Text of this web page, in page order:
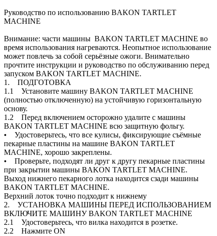
Руководство по использованию BAKON TARTLET
MACHINE
Внимание: части машины BAKON TARTLET MACHINE во
время использования нагреваются. Неопытное использование
может повлечь за собой серьёзные ожоги. Внимательно
прочтите инструкции и руководство по обслуживанию перед
запуском BAKON TARTLET MACHINE.
1. ПОДГОТОВКА
1.1 Установите машину BAKON TARTLET MACHINE
(полностью отключенную) на устойчивую горизонтальную
основу.
1.2 Перед включением осторожно удалите с машины
BAKON TARTLET MACHINE всю защитную фольгу.
• Удостоверьтесь, что все кулисы, фиксирующие съёмные
пекарные пластины на машине BAKON TARTLET
MACHINE, хорошо закреплены.
• Проверьте, подходят ли друг к другу пекарные пластины
при закрытии машины BAKON TARTLET MACHINE.
Выход нижнего пекарного лотка находится сзади машины
BAKON TARTLET MACHINE.
Верхний лоток точно подходит к нижнему
2. УСТАНОВКА МАШИНЫ ПЕРЕД ИСПОЛЬЗОВАНИЕМ
ВКЛЮЧИТЕ МАШИНУ BAKON TARTLET MACHINE
2.1 Удостоверьтесь, что вилка находится в розетке.
2.2 Нажмите ON